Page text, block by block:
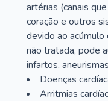
artérias (canais
coração e outros
devido ao
não tratada, pode
infartos,
Doenças
Arritmias